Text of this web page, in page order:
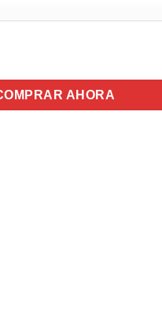
AHORA